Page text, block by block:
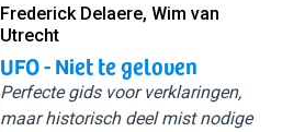
Frederick Delaere, Wim van
Utrecht
UFO - Niet te geloven
Perfecte gids voor verklaringen,
maar historisch deel mist nodige